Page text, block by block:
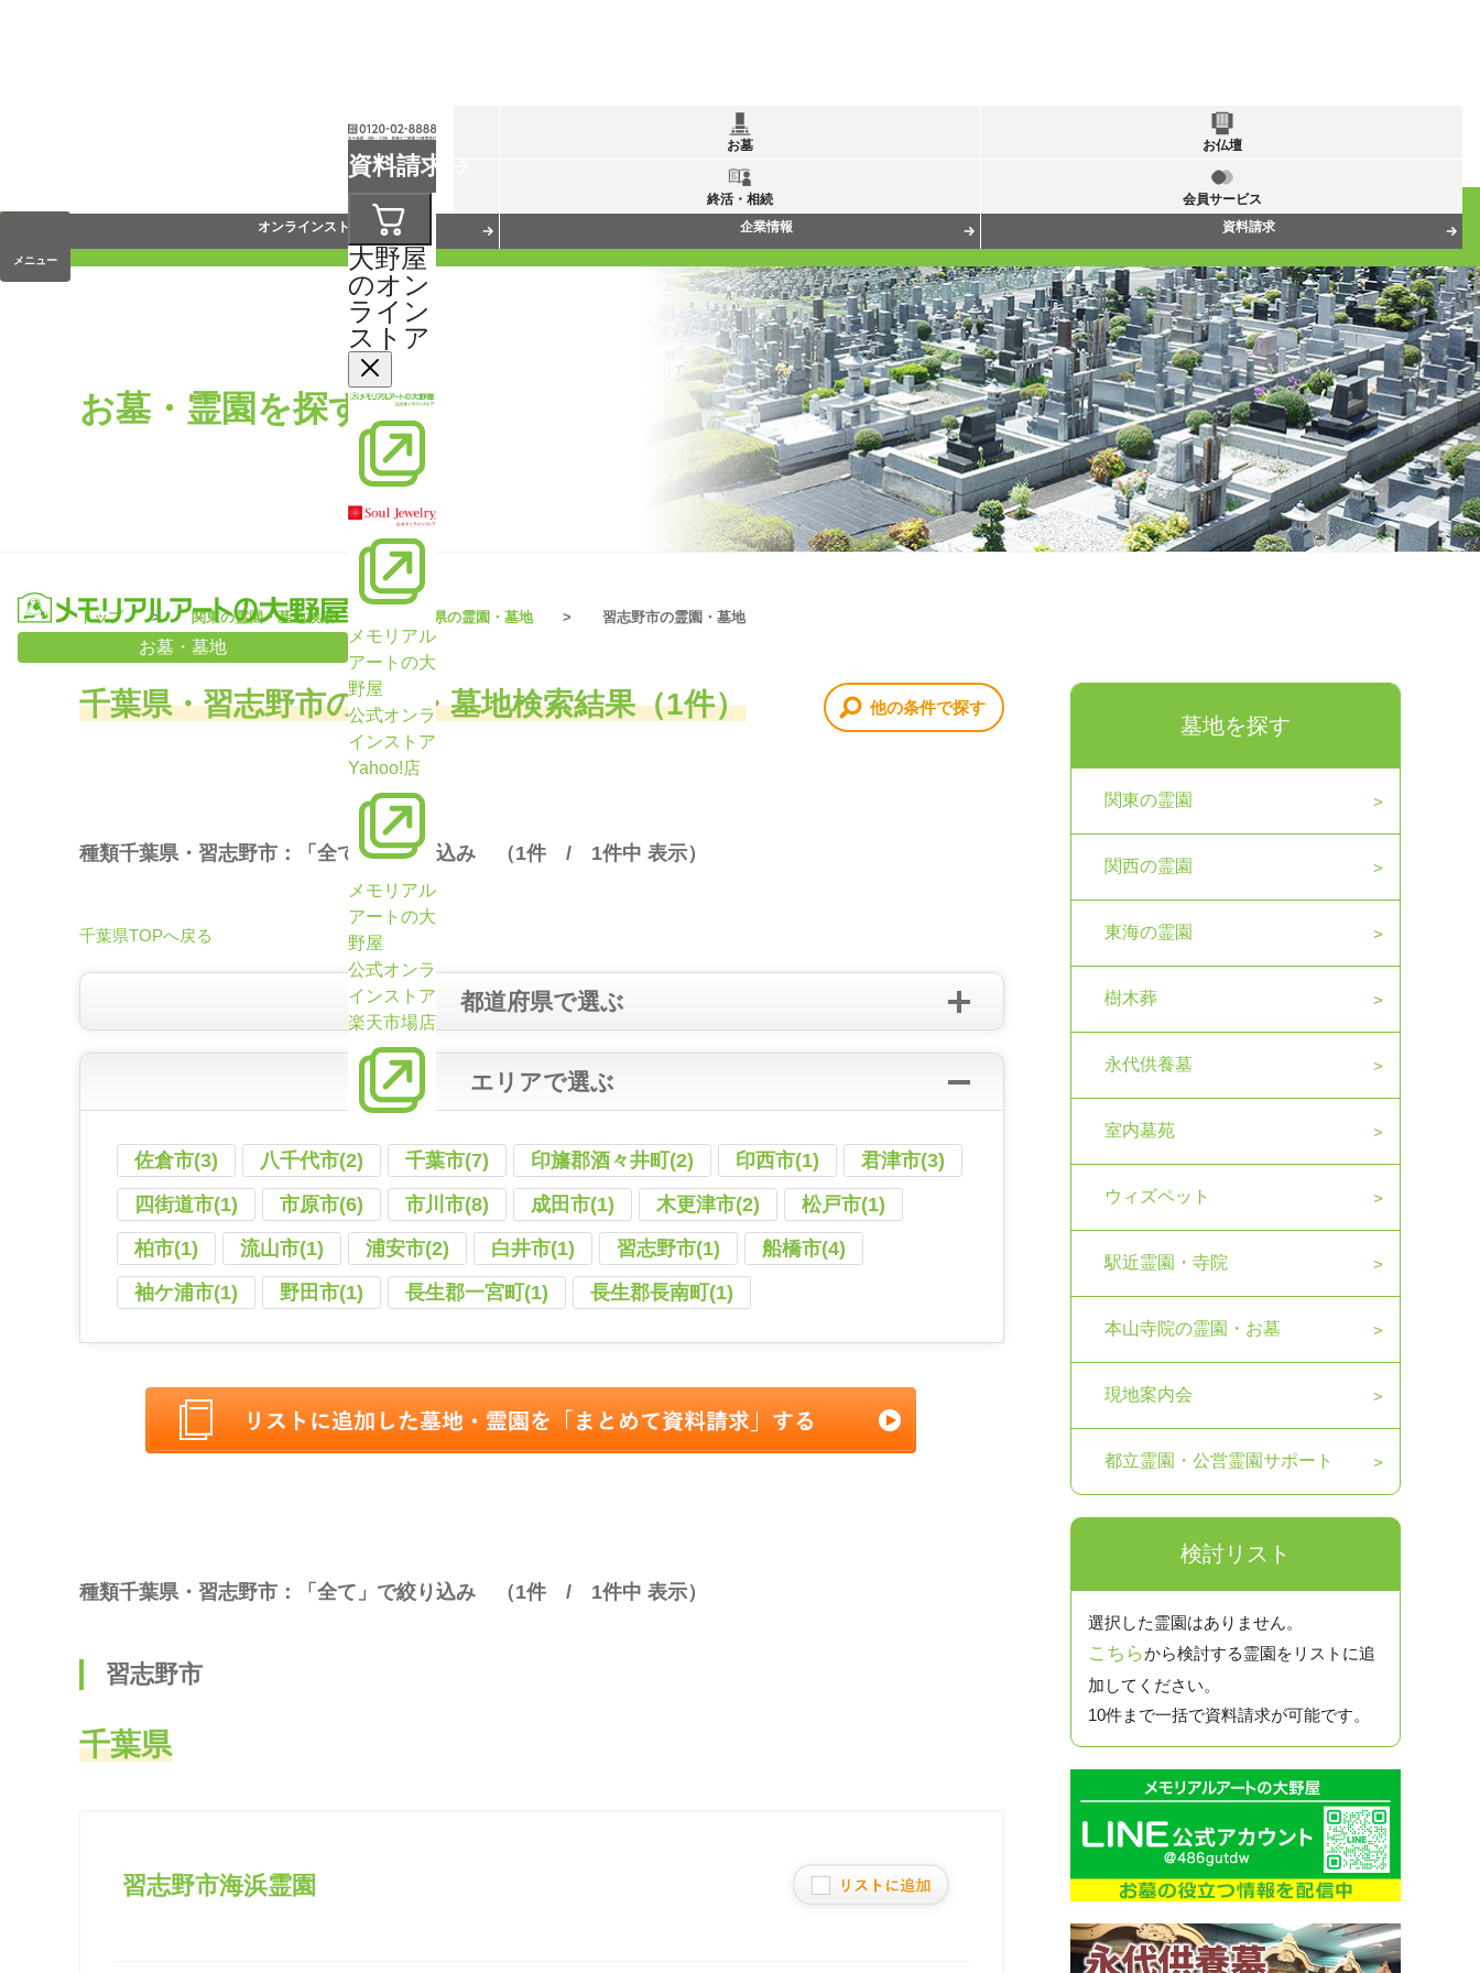
お墓・墓地
資料請求
大野屋
のオン
ライン
ストア
メモリアル
アートの大
野屋
公式オンラ
インストア
Yahoo!店
メモリアル
アートの大
野屋
公式オンラ
インストア
楽天市場店
メニュー
お墓 お仏壇
終活・相続
会員サービス
オンラインストア
企業情報 資料請求
お墓・霊園を探す
トップ 関東の霊園・墓地検索 千葉県の霊園・墓地 習志野市の霊園・墓地
千葉県・習志野市の霊園・墓地検索結果（1件） 他の条件で探す
種類千葉県・習志野市：「全て」で絞り込み （1件 / 1件中 表示）
千葉県TOPへ戻る
都道府県で選ぶ
エリアで選ぶ
佐倉市(3) 八千代市(2) 千葉市(7) 印旛郡酒々井町(2) 印西市(1)
君津市(3)
四街道市(1)
市原市(6) 市川市(8) 成田市(1) 木更津市(2)
松戸市(1)
柏市(1)
流山市(1) 浦安市(2) 白井市(1) 習志野市(1)
船橋市(4)
袖ケ浦市(1)
野田市(1) 長生郡一宮町(1) 長生郡長南町(1)
種類千葉県・習志野市：「全て」で絞り込み （1件 / 1件中 表示）
習志野市
千葉県
習志野市海浜霊園
墓地を探す
関東の霊園
関西の霊園
東海の霊園
樹木葬
永代供養墓
室内墓苑
ウィズペット
駅近霊園・寺院
本山寺院の霊園・お墓
現地案内会
都立霊園・公営霊園サポート
検討リスト
選択した霊園はありません。
こちらから検討する霊園をリストに追
加してください。
10件まで一括で資料請求が可能です。